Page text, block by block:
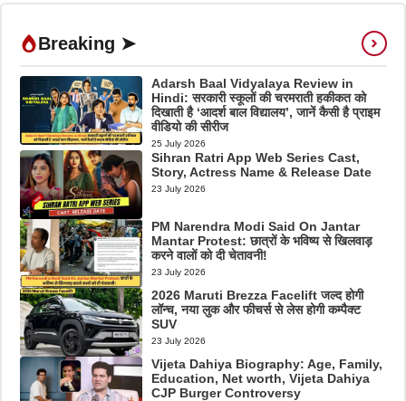
Breaking ➤
Adarsh Baal Vidyalaya Review in
Hindi: सरकारी स्कूलों की चरमराती हकीकत को
दिखाती है ‘आदर्श बाल विद्यालय’, जानें कैसी है प्राइम
वीडियो की सीरीज
25 July 2026
Sihran Ratri App Web Series Cast,
Story, Actress Name & Release Date
23 July 2026
PM Narendra Modi Said On Jantar
Mantar Protest: छात्रों के भविष्य से खिलवाड़
करने वालों को दी चेतावनी!
23 July 2026
2026 Maruti Brezza Facelift जल्द होगी
लॉन्च, नया लुक और फीचर्स से लेस होगी कम्पैक्ट
SUV
23 July 2026
Vijeta Dahiya Biography: Age, Family,
Education, Net worth, Vijeta Dahiya
CJP Burger Controversy